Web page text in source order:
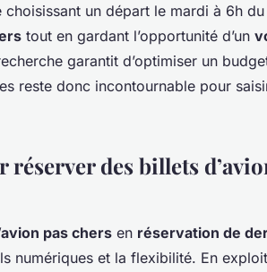
un départ le mardi à 6h
tout en gardant l’opportunité d’un
garantit d’optimiser un
reste donc incontournable pour
des billets
pas chers en réservation de
numériques et la flexibilité. En